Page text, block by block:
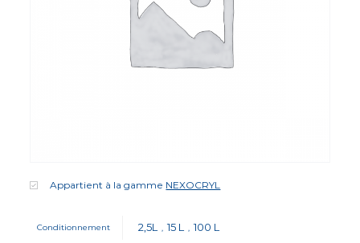
Appartient à la gamme NEXOCRYL
Conditionnement 2,5L , 15 L , 100 L